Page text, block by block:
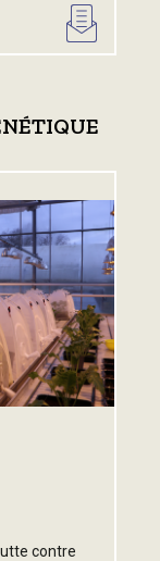
contre